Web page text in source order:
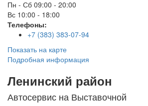
Пн - Сб 09:00 - 20:00
Вс 10:00 - 18:00
Телефоны:
+7 (383) 383-07-94
Показать на карте
Подробная информация
Ленинский район
Автосервис на Выставочной